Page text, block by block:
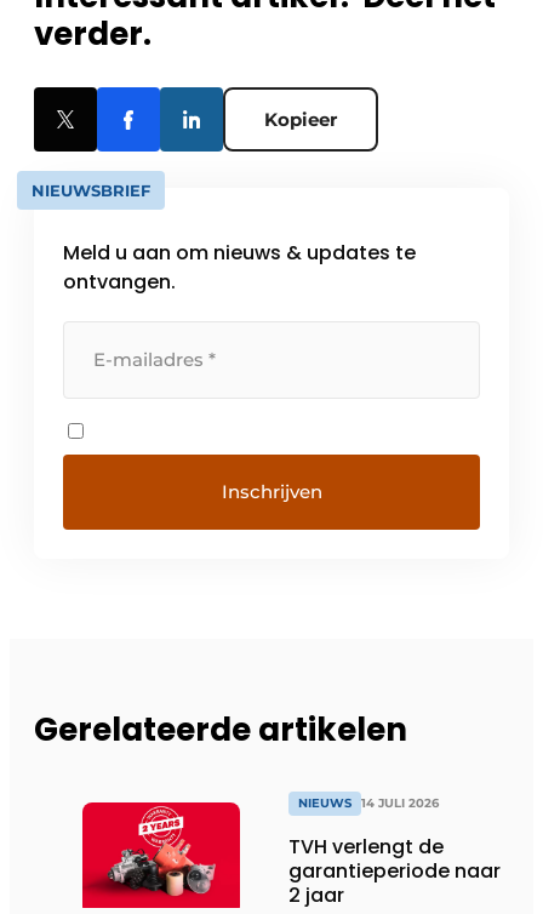
verder.
Kopieer
NIEUWSBRIEF
Meld u aan om nieuws & updates te
ontvangen.
Gerelateerde artikelen
NIEUWS 14 JULI 2026
TVH verlengt de
garantieperiode naar
2 jaar